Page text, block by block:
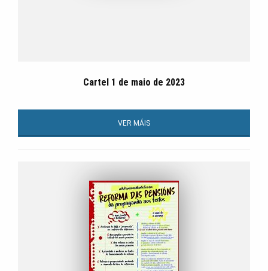
Cartel 1 de maio de 2023
VER MÁIS